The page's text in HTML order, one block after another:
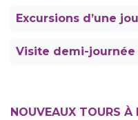
Excursions d’une
Visite demi-journée
NOUVEAUX TOURS À